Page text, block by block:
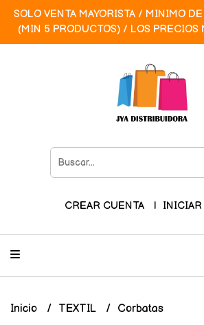
SOLO VENTA MAYORISTA / MINIMO
(MIN 5 PRODUCTOS) / LOS PRECIOS
CREAR CUENTA INICIAR
Inicio TEXTIL Corbatas